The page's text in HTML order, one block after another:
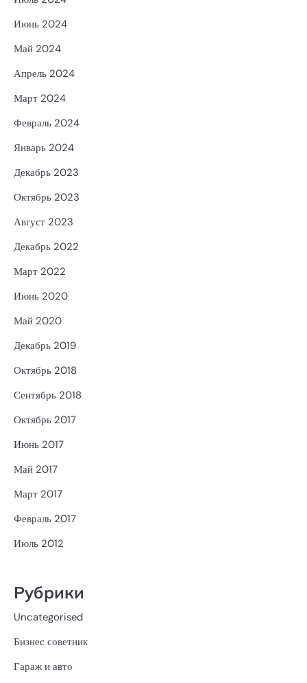
Июнь 2024
Май 2024
Апрель 2024
Март 2024
Февраль 2024
Январь 2024
Декабрь 2023
Октябрь 2023
Август 2023
Декабрь 2022
Март 2022
Июнь 2020
Май 2020
Декабрь 2019
Октябрь 2018
Сентябрь 2018
Октябрь 2017
Июнь 2017
Май 2017
Март 2017
Февраль 2017
Июль 2012
Рубрики
Uncategorised
Бизнес советник
Гараж и авто